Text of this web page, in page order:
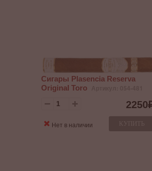
Сигары Plasencia Reserva
Original Toro
2250
КУПИТЬ
Нет в наличии